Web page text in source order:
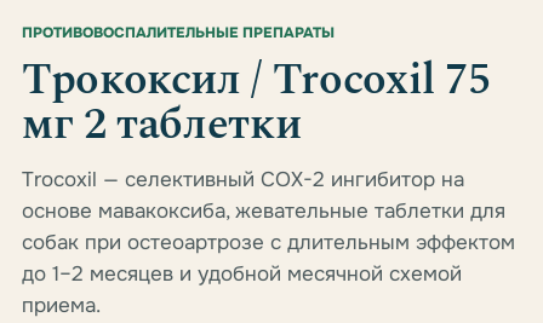
ПРОТИВОВОСПАЛИТЕЛЬНЫЕ ПРЕПАРАТЫ
Трококсил / Trocoxil 75
мг 2 таблетки
Trocoxil — селективный COX-2 ингибитор на
основе мавакоксиба, жевательные таблетки для
собак при остеоартрозе с длительным эффектом
до 1–2 месяцев и удобной месячной схемой
приема.